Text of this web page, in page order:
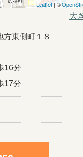
Leaflet| ©
大
方東側町１８
16分
17分